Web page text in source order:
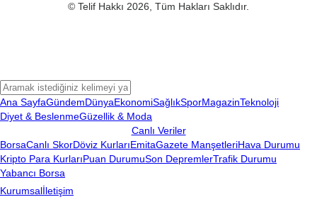
© Telif Hakkı 2026, Tüm Hakları Saklıdır.
Ana SayfaGündemDünyaEkonomiSağlıkSporMagazinTeknoloji
Diyet & BeslenmeGüzellik & Moda
Canlı Veriler
BorsaCanlı SkorDöviz KurlarıEmitaGazete ManşetleriHava Durumu
Kripto Para KurlarıPuan DurumuSon DepremlerTrafik Durumu
Yabancı Borsa
Kurumsalİletişim